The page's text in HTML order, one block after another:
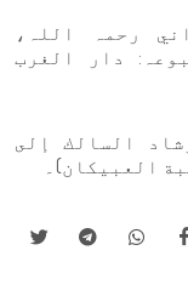
رحمہ اللہ،
(2/327، مطبوعہ: دار الغرب
السالك إلى